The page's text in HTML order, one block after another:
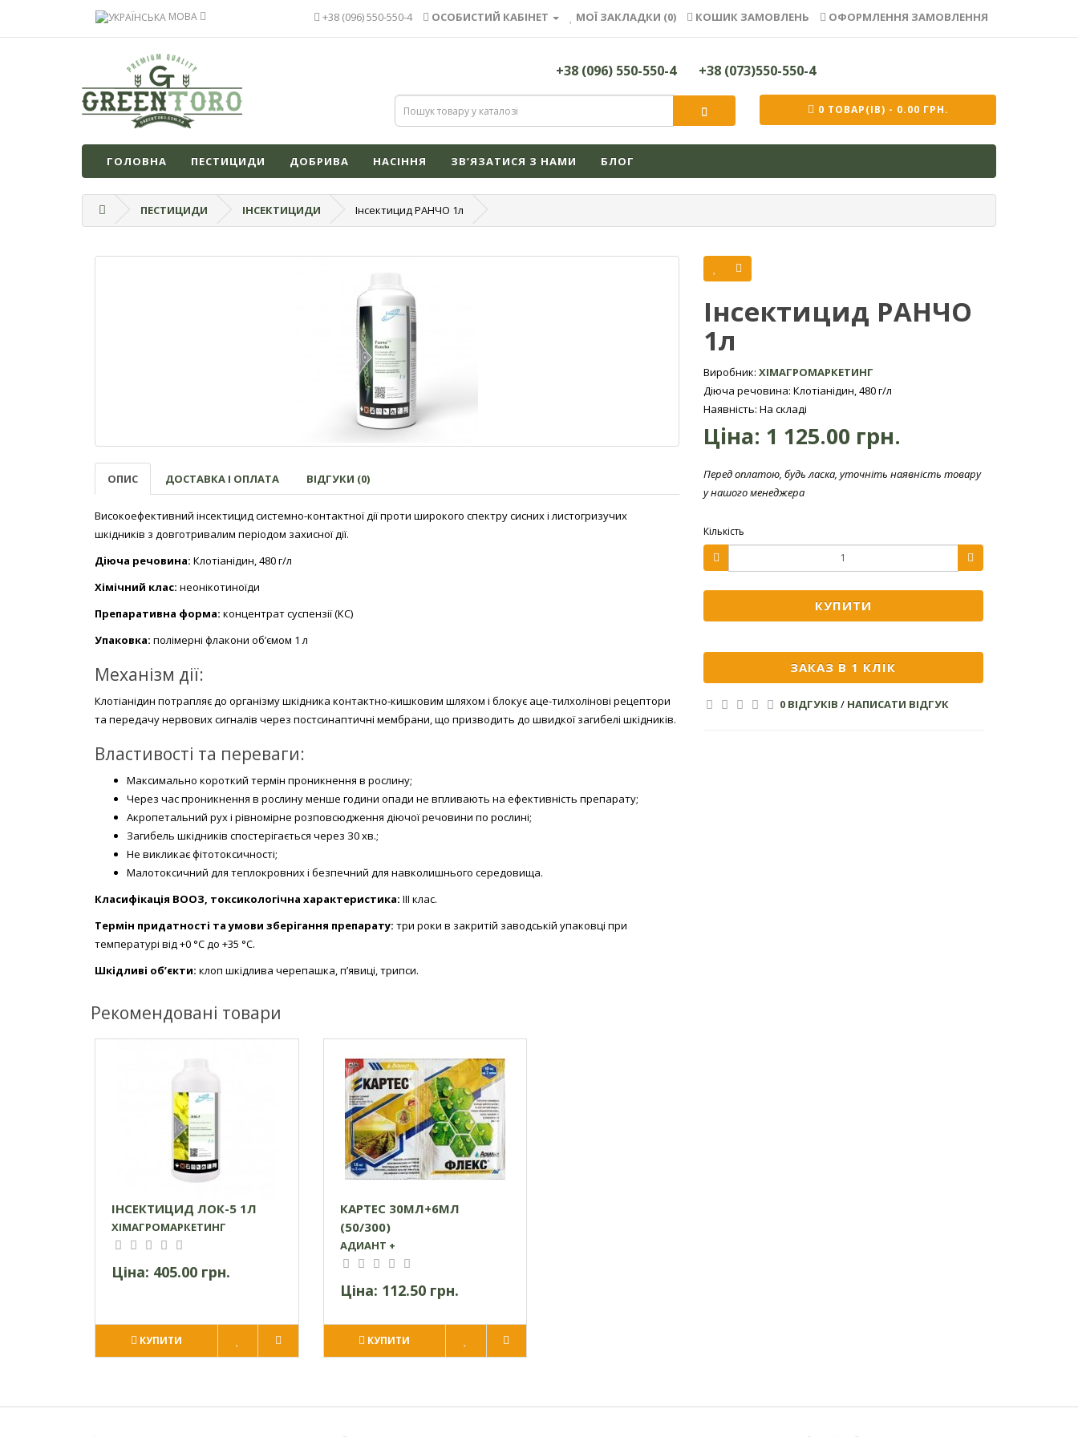
МОВА +38 (096) 550-550-4 ОСОБИСТИЙ КАБІНЕТ МОЇ ЗАКЛАДКИ (0) КОШИК ЗАМОВЛЕНЬ ОФОРМЛЕННЯ ЗАМОВЛЕННЯ
+38 (096) 550-550-4 +38 (073)550-550-4
0 ТОВАР(ІВ) - 0.00 ГРН.
ГОЛОВНА ПЕСТИЦИДИ ДОБРИВА НАСІННЯ ЗВ’ЯЗАТИСЯ З НАМИ БЛОГ
ПЕСТИЦИДИ ІНСЕКТИЦИДИ Інсектицид РАНЧО 1л
ОПИС ДОСТАВКА І ОПЛАТА ВІДГУКИ (0)
Високоефективний інсектицид системно-контактної дії проти широкого спектру сисних і листогризучих
шкідників з довготривалим періодом захисної дії.
Діюча речовина: Клотіанідин, 480 г/л
Хімічний клас: неонікотиноїди
Препаративна форма: концентрат суспензії (КС)
Упаковка: полімерні флакони об’ємом 1 л
Механізм дії:
Клотіанідин потрапляє до організму шкідника контактно-кишковим шляхом і блокує аце-тилхолінові рецептори
та передачу нервових сигналів через постсинаптичні мембрани, що призводить до швидкої загибелі шкідників.
Властивості та переваги:
Максимально короткий термін проникнення в рослину;
Через час проникнення в рослину менше години опади не впливають на ефективність препарату;
Акропетальний рух і рівномірне розповсюдження діючої речовини по рослині;
Загибель шкідників спостерігається через З0 хв.;
Не викликає фітотоксичності;
Малотоксичний для теплокровних і безпечний для навколишнього середовища.
Класифікація ВООЗ, токсикологічна характеристика: IІI клас.
Термін придатності та умови зберігання препарату: три роки в закритій заводській упаковці при
температурі від +0 °С до +35 °С.
Шкідливі об’єкти: клоп шкідлива черепашка, п’явиці, трипси.
Інсектицид РАНЧО
1л
Виробник: ХІМАГРОМАРКЕТИНГ
Діюча речовина: Клотіанідин, 480 г/л
Наявність: На складі
Ціна: 1 125.00 грн.
Перед оплатою, будь ласка, уточніть наявність товару
у нашого менеджера
Кількість
КУПИТИ
ЗАКАЗ В 1 КЛІК
0 ВІДГУКІВ / НАПИСАТИ ВІДГУК
Рекомендовані товари
ІНСЕКТИЦИД ЛОК-5 1Л
ХІМАГРОМАРКЕТИНГ
Ціна: 405.00 грн.
КУПИТИ
КАРТЕС 30МЛ+6МЛ
(50/300)
АДИАНТ +
Ціна: 112.50 грн.
КУПИТИ